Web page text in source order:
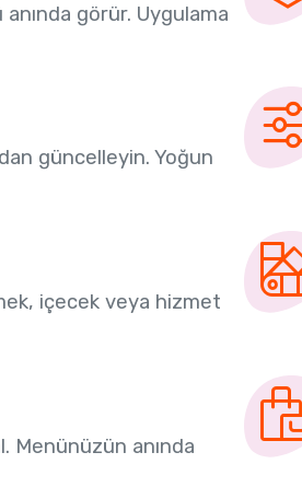
görür. Uygulama
güncelleyin. Yoğun
içecek veya hizmet
Menünüzün anında